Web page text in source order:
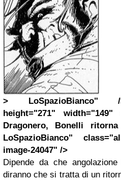
> LoSpazioBianco" /
height="271"
Dragonero, Bonelli
LoSpazioBianco"
image-24047" />
Dipende da che
diranno che si tratta di un